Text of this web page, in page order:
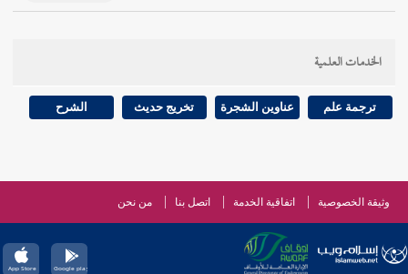
الخدمات العلمية
ترجمة علم عناوين الشجرة تخريج حديث الشرح
وثيقة الخصوصية اتفاقية الخدمة اتصل بنا من نحن